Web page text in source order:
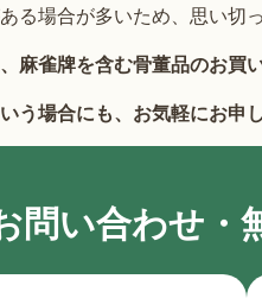
る場合が多いため、思い切
麻雀牌を含む骨董品のお買
う場合にも、お気軽にお申
問い合わせ・